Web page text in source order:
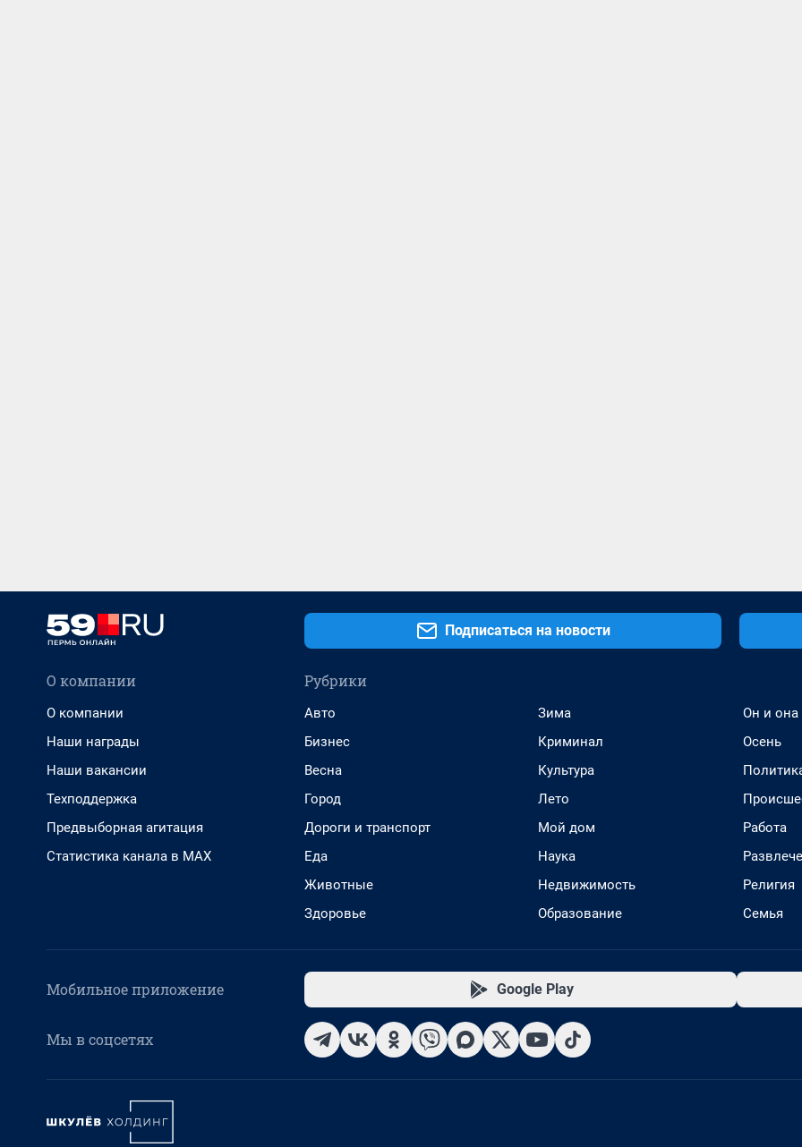
Подписаться на новости
О компании
О компании
Наши награды
Наши вакансии
Техподдержка
Предвыборная агитация
Статистика канала в MAX
Рубрики
Авто
Бизнес
Весна
Город
Дороги и транспорт
Еда
Животные
Здоровье
Зима
Криминал
Культура
Лето
Мой дом
Наука
Недвижимость
Образование
Он и она
Осень
Работа
Религия
Семья
Мобильное приложение Google Play
Мы в соцсетях